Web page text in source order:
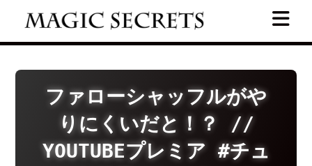
ファローシャッフルがや
りにくいだと！？ //
YOUTUBEプレミア #チュ